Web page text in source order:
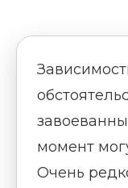
момент
Очень